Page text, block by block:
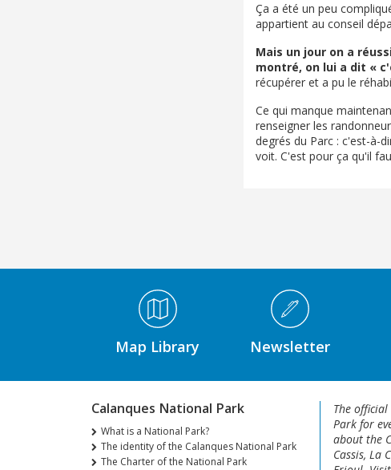
Ça a été un peu
appartient au conseil
Mais un jour on a
montré, on lui a dit «
récupérer et a pu le
Ce qui manque
renseigner les
degrés du Parc : c'est-à-
voit. C'est pour ça qu'il
Médiathèque Footer
Map Library Newsletter
Calanques National Park
What is a National Park?
The identity of the Calanques National Park
The Charter of the National Park
The
Park for
about the
Cassis, La